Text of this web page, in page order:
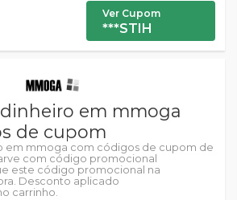
Ver Cupom
***STIH
em mmoga
de cupom
em mmoga com códigos de cupom de
com código promocional
este código promocional na
Desconto aplicado
carrinho.